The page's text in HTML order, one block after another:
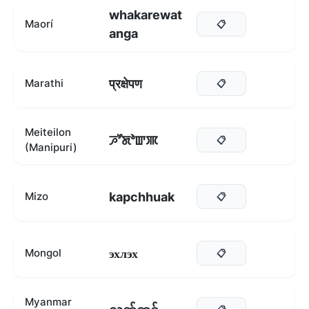
Maorí
whakarewat
anga
📋
Marathi प्रक्षेपण 📋
Meiteilon
(Manipuri)
ꯍꯧꯗꯣꯛꯄ 📋
Mizo kapchhuak 📋
Mongol эхлэх 📋
Myanmar